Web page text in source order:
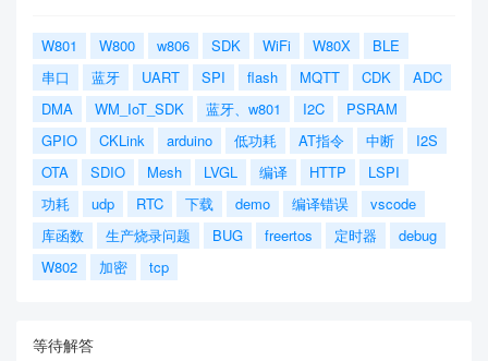
W801 W800 w806 SDK WiFi W80X
BLE
串口
蓝牙 UART SPI flash MQTT CDK
ADC
DMA
WM_IoT_SDK 蓝牙、w801 I2C
PSRAM
GPIO
CKLink arduino 低功耗 AT指令 中断
I2S
OTA
SDIO Mesh LVGL 编译 HTTP
LSPI
功耗
udp RTC 下载 demo 编译错误
vscode
库函数
生产烧录问题 BUG freertos 定时器
debug
W802
加密 tcp
等待解答